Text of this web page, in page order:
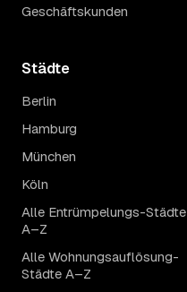
Geschäftskunden
Städte
Berlin
Hamburg
München
Köln
Alle Entrümpelungs-Städte
A–Z
Alle Wohnungsauflösung-
Städte A–Z